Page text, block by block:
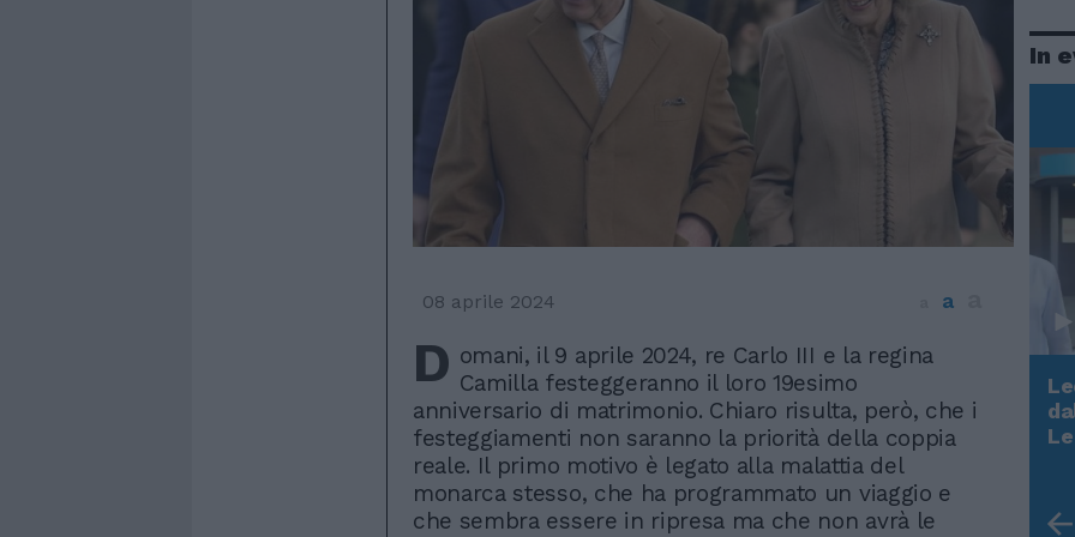
08 aprile 2024 a
D omani, il 9 aprile 2024, re Carlo III e la regina
Camilla festeggeranno il loro 19esimo
anniversario di matrimonio. Chiaro risulta, però, che i
festeggiamenti non saranno la priorità della coppia
reale. Il primo motivo è legato alla malattia del
monarca stesso, che ha programmato un viaggio e
che sembra essere in ripresa ma che non avrà le
In
Rudy Giuliani a Come States?
Trump, Meloni e la strategia
americana